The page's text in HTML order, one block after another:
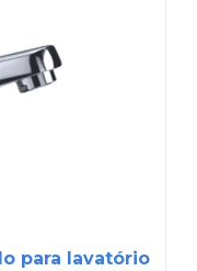
para lavatório